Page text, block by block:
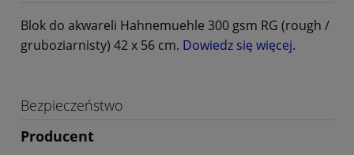
Blok do akwareli Hahnemuehle 300 gsm RG (rough /
gruboziarnisty) 42 x 56 cm. Dowiedz się więcej.
Bezpieczeństwo
Producent